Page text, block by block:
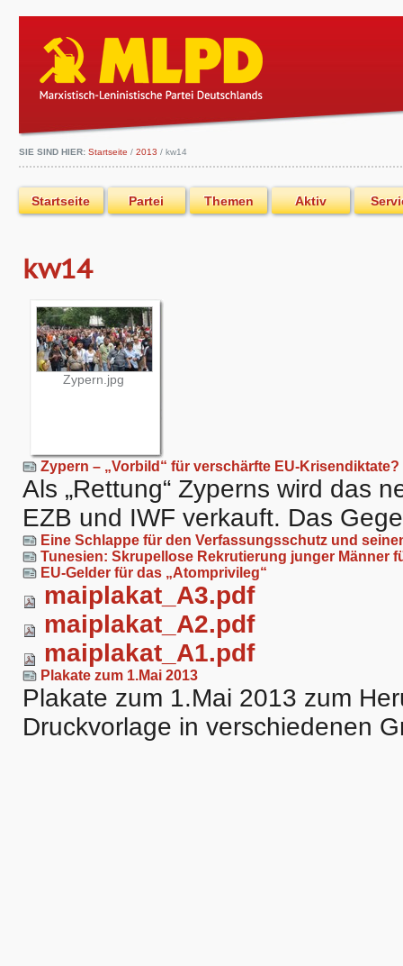
Startseite Partei Themen Aktiv
SIE SIND HIER: Startseite / 2013 / kw14
kw14
Zypern.jpg
Zypern – „Vorbild“ für verschärfte EU-Krisendiktate?
Als „Rettung“ Zyperns wird das
EZB und IWF verkauft. Das
Eine Schlappe für den Verfassungsschutz und
Tunesien: Skrupellose Rekrutierung junger Männer
EU-Gelder für das „Atomprivileg“
maiplakat_A3.pdf
maiplakat_A2.pdf
maiplakat_A1.pdf
Plakate zum 1.Mai 2013
Plakate zum 1.Mai 2013 zum
Druckvorlage in verschiedenen